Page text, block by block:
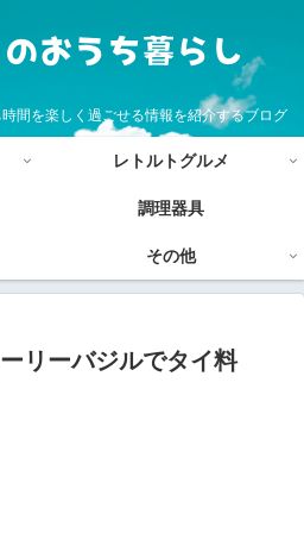
間を楽しく過ごせる情報を紹介するブログ
レトルトグルメ
調理器具
その他
リーバジルでタイ料